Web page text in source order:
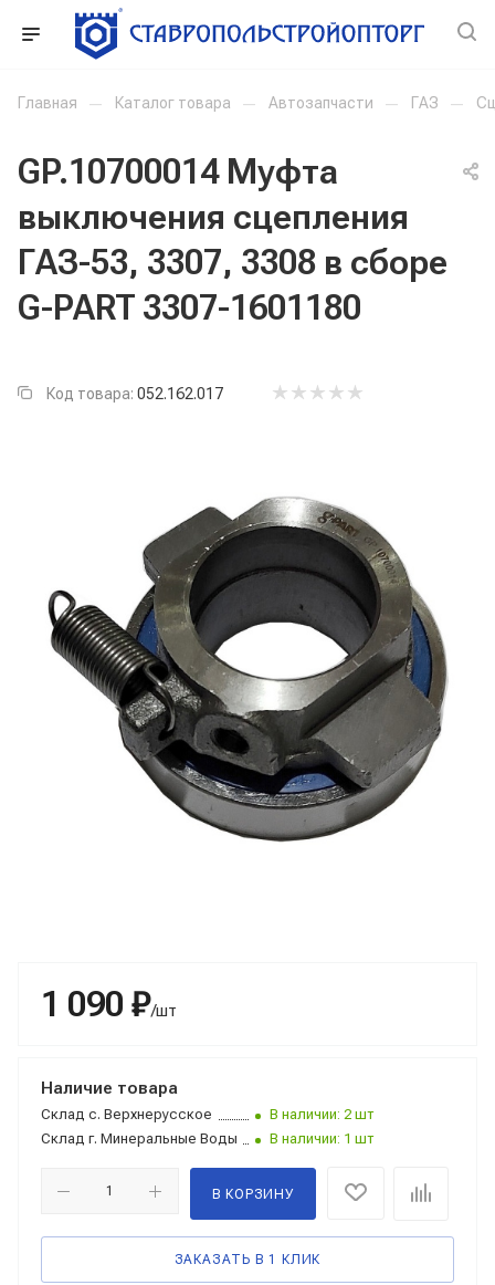
Главная — Каталог товара — Автозапчасти — ГАЗ —
GP.10700014 Муфта
выключения сцепления
ГАЗ-53, 3307, 3308 в сборе
G-PART 3307-1601180
Код товара: 052.162.017
1 090 ₽/шт
Наличие товара
Склад с. Верхнерусское
В наличии: 2 шт
Склад г. Минеральные Воды В наличии: 1 шт
В КОРЗИНУ
ЗАКАЗАТЬ В 1 КЛИК